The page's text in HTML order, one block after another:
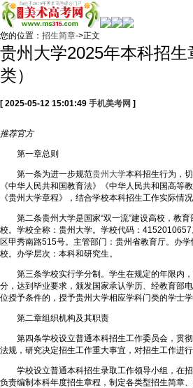
您的位置： 招生简章->正文
贵州大学2025年本科招生
类）
[ 2025-05-12 15:01:49 手机美考网 ]
推荐官方
第一章总则
第一条为进一步规范贵州大学本科招生行为，
《中华人民共和国教育法》《中华人民共和国高等
《贵州大学章程》，结合学校本科招生工作实际情
第二条贵州大学是国家“双一流”建设高校，教育
校。学校全称：贵州大学。学校代码：
区甲秀南路515号。主管部门：贵州省教育厅。办
校。办学层次：本科和研究生。
第三条学校实行学分制。学生在规定的年限内，
分，达到毕业要求，颁发国家承认学历、经教育部
位授予条件的，授予贵州大学相应学科门类的学士学
第二章组织机构及其职责
第四条学校设立普通本科招生工作委员会，贯彻
法规，研究决定招生工作重大事宜，对招生工作进
学校设立普通本科招生录取工作领导小组，在招
负责编制本科年度招生章程，制定各类型招生简章